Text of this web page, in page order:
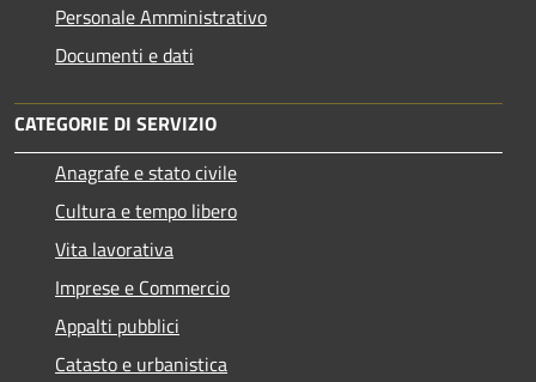
Personale Amministrativo
Documenti e dati
CATEGORIE DI SERVIZIO
Anagrafe e stato civile
Cultura e tempo libero
Vita lavorativa
Imprese e Commercio
Appalti pubblici
Catasto e urbanistica